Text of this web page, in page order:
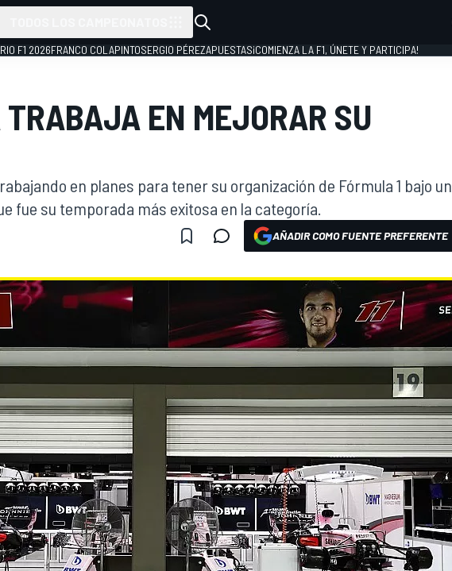
F1 2026FRANCO COLAPINTOSERGIO PÉREZAPUESTAS¡COMIENZA LA F1, ÚNETE Y PARTICIPA!
TRABAJA EN MEJORAR SU
en planes para tener su organización de Fórmula 1 bajo un
fue su temporada más exitosa en la categoría.
AÑADIR COMO FUENTE PREFERENTE